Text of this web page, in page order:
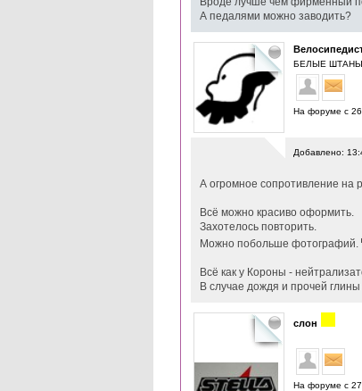
А педалями можно заводить?
БЕЛЫЕ ШТАНЫ
На форуме с
Добавлено:
А огромное сопротивление на
Всё можно красиво оформить.
Захотелось повторить.
Можно побольше фотографий.
Всё как у Короны -
В случае дождя и прочей
слон
На форуме с